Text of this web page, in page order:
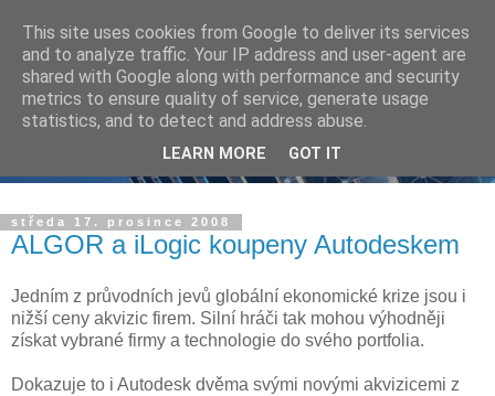
středa 17. prosince 2008
ALGOR a iLogic koupeny Autodeskem
Jedním z průvodních jevů globální ekonomické krize jsou i
nižší ceny akvizic firem. Silní hráči tak mohou výhodněji
získat vybrané firmy a technologie do svého portfolia.
Dokazuje to i Autodesk dvěma svými novými akvizicemi z
This site uses cookies from Google to deliver its services
and to analyze traffic. Your IP address and user-agent are
shared with Google along with performance and security
metrics to ensure quality of service, generate usage
statistics, and to detect and address abuse.
LEARN MORE GOT IT